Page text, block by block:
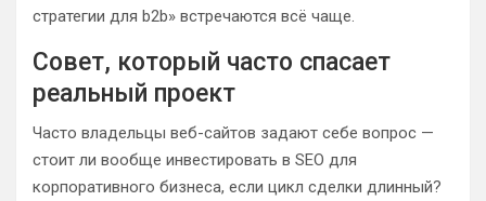
стратегии для b2b» встречаются всё чаще.
Совет, который часто спасает
реальный проект
Часто владельцы веб-сайтов задают себе вопрос —
стоит ли вообще инвестировать в SEO для
корпоративного бизнеса, если цикл сделки длинный?